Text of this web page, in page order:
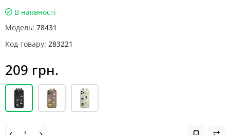
В наявності
Модель: 78431
Код товару: 283221
209 грн.